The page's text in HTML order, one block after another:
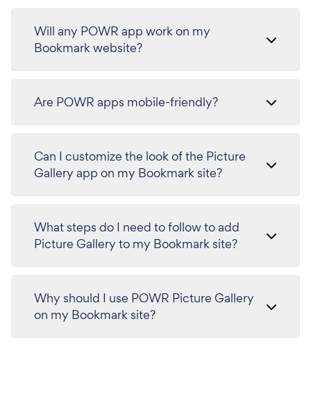
Will any POWR app work on my
Bookmark website?
Are POWR apps mobile-friendly?
Can I customize the look of the Picture
Gallery app on my Bookmark site?
What steps do I need to follow to add
Picture Gallery to my Bookmark site?
Why should I use POWR Picture Gallery
on my Bookmark site?